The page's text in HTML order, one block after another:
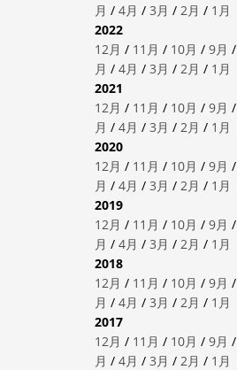
月 / 4月 / 3月 / 2月 / 1月
2022
12月 / 11月 / 10月 / 9月 /
月 / 4月 / 3月 / 2月 / 1月
2021
12月 / 11月 / 10月 / 9月 /
月 / 4月 / 3月 / 2月 / 1月
2020
12月 / 11月 / 10月 / 9月 /
月 / 4月 / 3月 / 2月 / 1月
2019
12月 / 11月 / 10月 / 9月 /
月 / 4月 / 3月 / 2月 / 1月
2018
12月 / 11月 / 10月 / 9月 /
月 / 4月 / 3月 / 2月 / 1月
2017
12月 / 11月 / 10月 / 9月 /
月 / 4月 / 3月 / 2月 / 1月